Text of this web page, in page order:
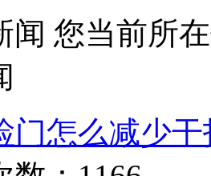
闻 您当前所
门怎么减少